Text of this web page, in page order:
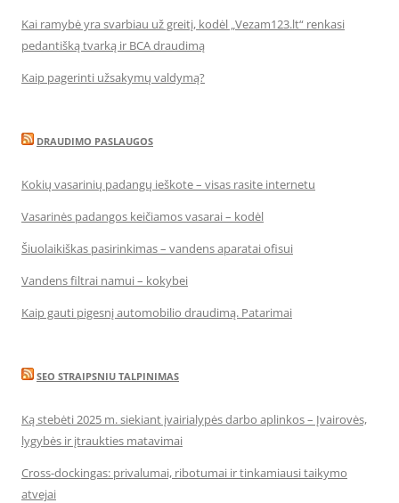
Kai ramybė yra svarbiau už greitį, kodėl „Vezam123.lt“ renkasi
pedantišką tvarką ir BCA draudimą
Kaip pagerinti užsakymų valdymą?
DRAUDIMO PASLAUGOS
Kokių vasarinių padangų ieškote – visas rasite internetu
Vasarinės padangos keičiamos vasarai – kodėl
Šiuolaikiškas pasirinkimas – vandens aparatai ofisui
Vandens filtrai namui – kokybei
Kaip gauti pigesnį automobilio draudimą. Patarimai
SEO STRAIPSNIU TALPINIMAS
Ką stebėti 2025 m. siekiant įvairialypės darbo aplinkos – Įvairovės,
lygybės ir įtraukties matavimai
Cross-dockingas: privalumai, ribotumai ir tinkamiausi taikymo
atvejai